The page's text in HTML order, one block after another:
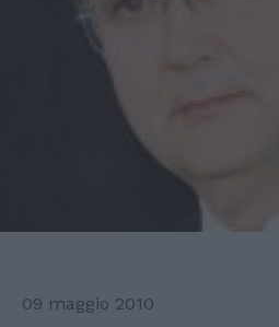
09 maggio 2010